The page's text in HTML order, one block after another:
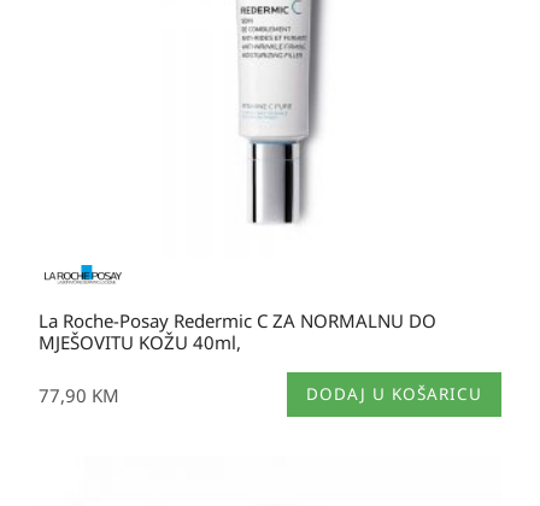
La Roche-Posay Redermic C ZA NORMALNU DO
MJEŠOVITU KOŽU 40ml,
77,90 KM DODAJ U KOŠARICU